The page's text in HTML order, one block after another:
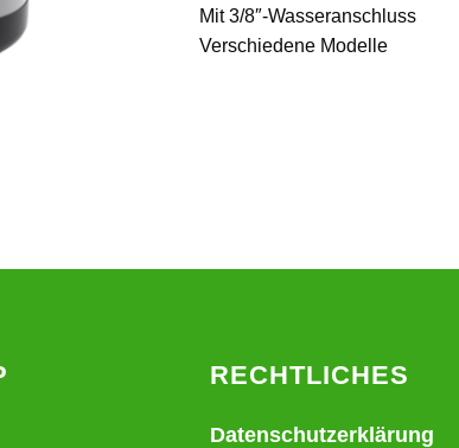
Mit 3/8″-Wasseranschluss
Verschiedene Modelle
RECHTLICHES
Datenschutzerklärung